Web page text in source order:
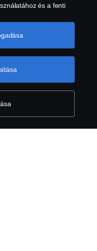
és a fenti
a cookie-kat,
a szöveg végén
kal kapcsolatos
az